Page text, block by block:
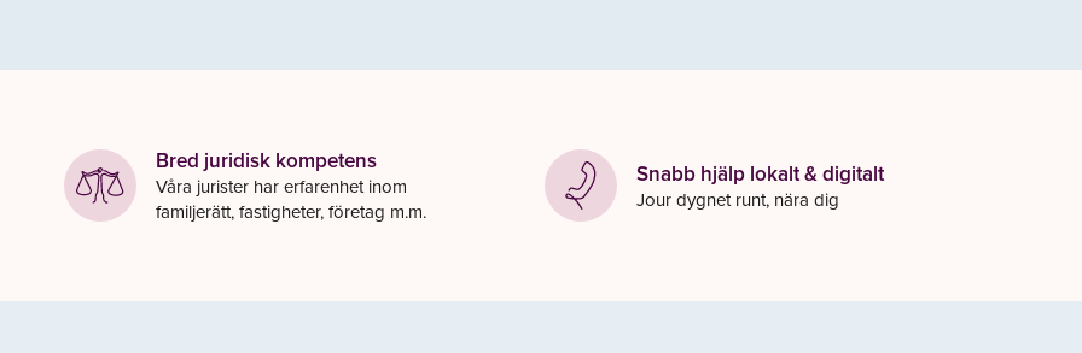
Bred juridisk kompetens
Våra jurister har erfarenhet inom
familjerätt, fastigheter, företag m.m.
Snabb hjälp lokalt & digitalt
Jour dygnet runt, nära dig